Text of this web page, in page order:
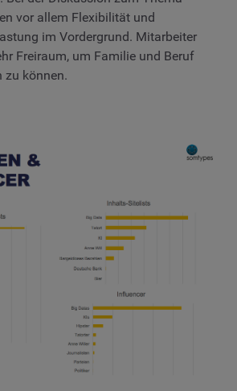
vor allem Flexibilität und
im Vordergrund. Mitarbeiter
Freiraum, um Familie und Beruf
zu können.